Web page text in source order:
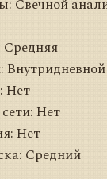
Свечной
Нет
Нет
Нет
Средний